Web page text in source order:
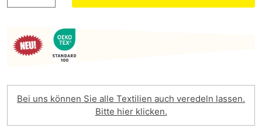
Bei uns können Sie alle Textilien auch veredeln lassen.
Bitte hier klicken.